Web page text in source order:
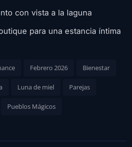
con vista a la laguna
para una estancia íntima
Febrero 2026 Bienestar
Luna de miel Parejas
Pueblos Mágicos